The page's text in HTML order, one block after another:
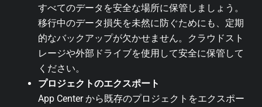
すべてのデータを安全な場所に保管しましょう。
移行中のデータ損失を未然に防ぐためにも、定期
的なバックアップが欠かせません。クラウドスト
レージや外部ドライブを使用して安全に保管して
ください。
プロジェクトのエクスポート
App Center から既存のプロジェクトをエクスポー